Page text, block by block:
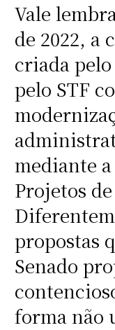
Vale
de 2022, a
criada pelo
pelo STF
mediante
Projetos
propostas
Senado
forma não